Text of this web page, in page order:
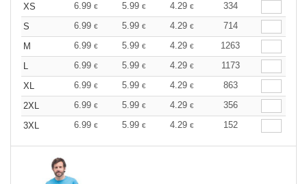
XS
6.99 € 5.99 € 4.29 €
334
S
6.99 € 5.99 € 4.29 €
714
M
6.99 € 5.99 € 4.29 €
1263
L
6.99 € 5.99 € 4.29 €
1173
XL
6.99 € 5.99 € 4.29 €
863
2XL
6.99 € 5.99 € 4.29 €
356
3XL
6.99 € 5.99 € 4.29 € 152